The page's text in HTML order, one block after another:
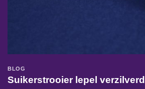
BLOG
Suikerstrooier lepel